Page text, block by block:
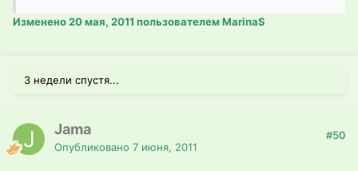
Изменено20 мая, 2011 пользователем MarinaS
3 недели спустя...
Jama
Опубликовано 7 июня, 2011
#50